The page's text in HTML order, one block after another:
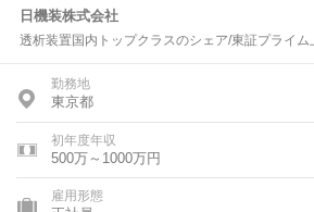
日機装株式会社
透析装置国内トップクラスのシェア/東証プライム
勤務地
東京都
初年度年収
500万～1000万円
雇用形態